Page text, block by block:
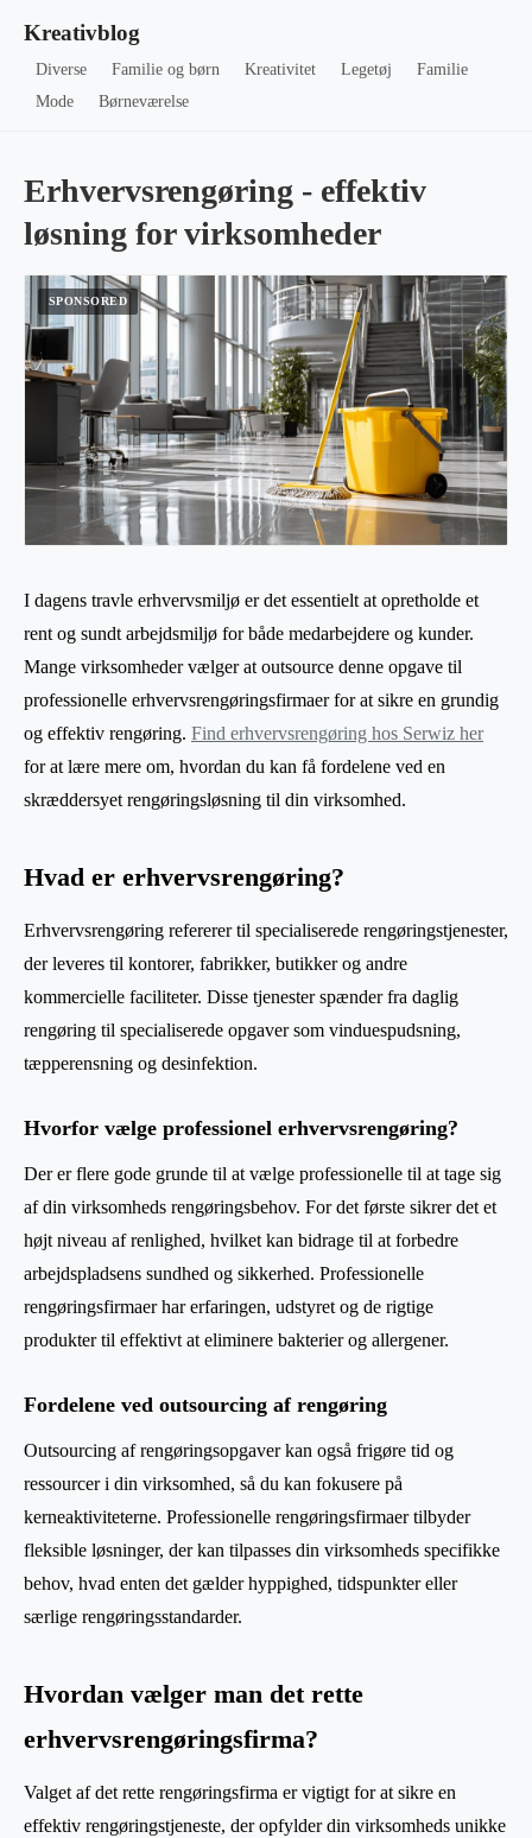
Kreativblog
Diverse Familie og børn Kreativitet Legetøj
Familie
Mode
Børneværelse
Erhvervsrengøring - effektiv
løsning for virksomheder
I dagens travle erhvervsmiljø er det essentielt at opretholde et
rent og sundt arbejdsmiljø for både medarbejdere og kunder.
Mange virksomheder vælger at outsource denne opgave til
professionelle erhvervsrengøringsfirmaer for at sikre en grundig
og effektiv rengøring. Find erhvervsrengøring hos Serwiz her
for at lære mere om, hvordan du kan få fordelene ved en
skræddersyet rengøringsløsning til din virksomhed.
Hvad er erhvervsrengøring?
Erhvervsrengøring refererer til specialiserede rengøringstjenester,
der leveres til kontorer, fabrikker, butikker og andre
kommercielle faciliteter. Disse tjenester spænder fra daglig
rengøring til specialiserede opgaver som vinduespudsning,
tæpperensning og desinfektion.
Hvorfor vælge professionel erhvervsrengøring?
Der er flere gode grunde til at vælge professionelle til at tage sig
af din virksomheds rengøringsbehov. For det første sikrer det et
højt niveau af renlighed, hvilket kan bidrage til at forbedre
arbejdspladsens sundhed og sikkerhed. Professionelle
rengøringsfirmaer har erfaringen, udstyret og de rigtige
produkter til effektivt at eliminere bakterier og allergener.
Fordelene ved outsourcing af rengøring
Outsourcing af rengøringsopgaver kan også frigøre tid og
ressourcer i din virksomhed, så du kan fokusere på
kerneaktiviteterne. Professionelle rengøringsfirmaer tilbyder
fleksible løsninger, der kan tilpasses din virksomheds specifikke
behov, hvad enten det gælder hyppighed, tidspunkter eller
særlige rengøringsstandarder.
Hvordan vælger man det rette
erhvervsrengøringsfirma?
Valget af det rette rengøringsfirma er vigtigt for at sikre en
effektiv rengøringstjeneste, der opfylder din virksomheds unikke